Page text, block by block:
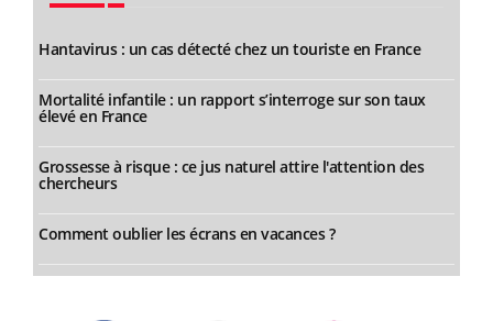
Hantavirus : un cas détecté chez un touriste en France
Mortalité infantile : un rapport s’interroge sur son taux
élevé en France
Grossesse à risque : ce jus naturel attire l'attention des
chercheurs
Comment oublier les écrans en vacances ?